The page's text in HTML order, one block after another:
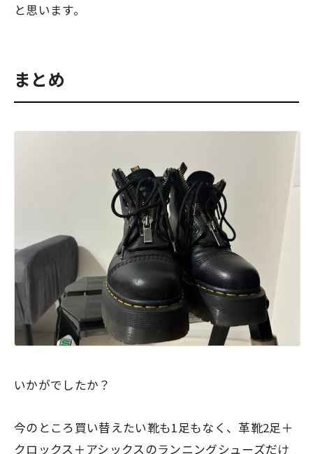
と思います。
まとめ
いかがでしたか？
今のところ買い替えたい靴も1足もなく、革靴2足＋
クロックス＋アシックスのランニングシューズだけ